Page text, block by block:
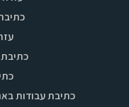
כתיבת
כתיבת עבודות